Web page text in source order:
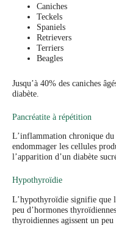
Caniches
Teckels
Spaniels
Retrievers
Terriers
Beagles
Jusqu’à 40% des caniches
diabète.
Pancréatite à répétition
L’inflammation chronique du
endommager les cellules
l’apparition d’un diabète
Hypothyroïdie
L’hypothyroïdie signifie que
peu d’hormones
thyroidiennes agissent un